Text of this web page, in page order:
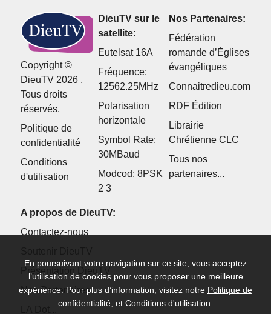
Copyright ©
DieuTV 2026 ,
Tous droits
réservés.
Politique de
confidentialité
Conditions
d'utilisation
DieuTV sur le
satellite:
Eutelsat 16A
Fréquence:
12562.25MHz
Polarisation
horizontale
Symbol Rate:
30MBaud
Modcod: 8PSK
2 3
Nos Partenaires:
Fédération
romande d’Églises
évangéliques
Connaitredieu.com
RDF Édition
Librairie
Chrétienne CLC
Tous nos
partenaires...
A propos de DieuTV:
Contactez-nous
Présentation DieuTV
Nos Partenaires
En poursuivant votre navigation sur ce site, vous acceptez
l’utilisation de cookies pour vous proposer une meilleure
expérience. Pour plus d’information, visitez notre Politique de
confidentialité , et Conditions d'utilisation